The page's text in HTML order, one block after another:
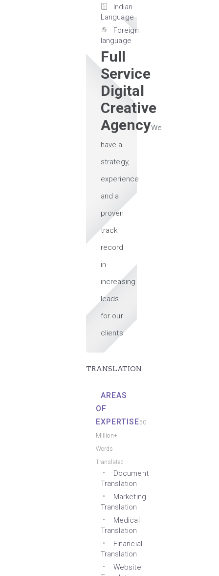
Indian
Language
Foreign
language
Full
Service
Digital
Creative
AgencyWe
have a
strategy,
experience
and a
proven
track
record
in
increasing
leads
for our
clients
TRANSLATION
AREAS
OF
EXPERTISE50
Million+
Words
Translated
Document
Translation
Marketing
Translation
Medical
Translation
Financial
Translation
Website